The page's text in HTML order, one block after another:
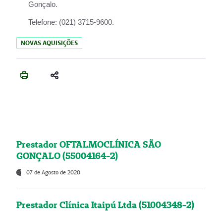
Gonçalo.
Telefone: (021) 3715-9600.
NOVAS AQUISIÇÕES
Prestador OFTALMOCLÍNICA SÃO
GONÇALO (55004164-2)
07 de Agosto de 2020
Prestador Clínica Itaipú Ltda (51004348-2)